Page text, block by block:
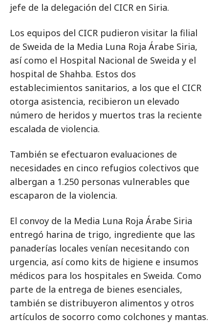
jefe de la delegación del CICR en Siria.
Los equipos del CICR pudieron visitar la filial
de Sweida de la Media Luna Roja Árabe Siria,
así como el Hospital Nacional de Sweida y el
hospital de Shahba. Estos dos
establecimientos sanitarios, a los que el CICR
otorga asistencia, recibieron un elevado
número de heridos y muertos tras la reciente
escalada de violencia.
También se efectuaron evaluaciones de
necesidades en cinco refugios colectivos que
albergan a 1.250 personas vulnerables que
escaparon de la violencia.
El convoy de la Media Luna Roja Árabe Siria
entregó harina de trigo, ingrediente que las
panaderías locales venían necesitando con
urgencia, así como kits de higiene e insumos
médicos para los hospitales en Sweida. Como
parte de la entrega de bienes esenciales,
también se distribuyeron alimentos y otros
artículos de socorro como colchones y mantas.